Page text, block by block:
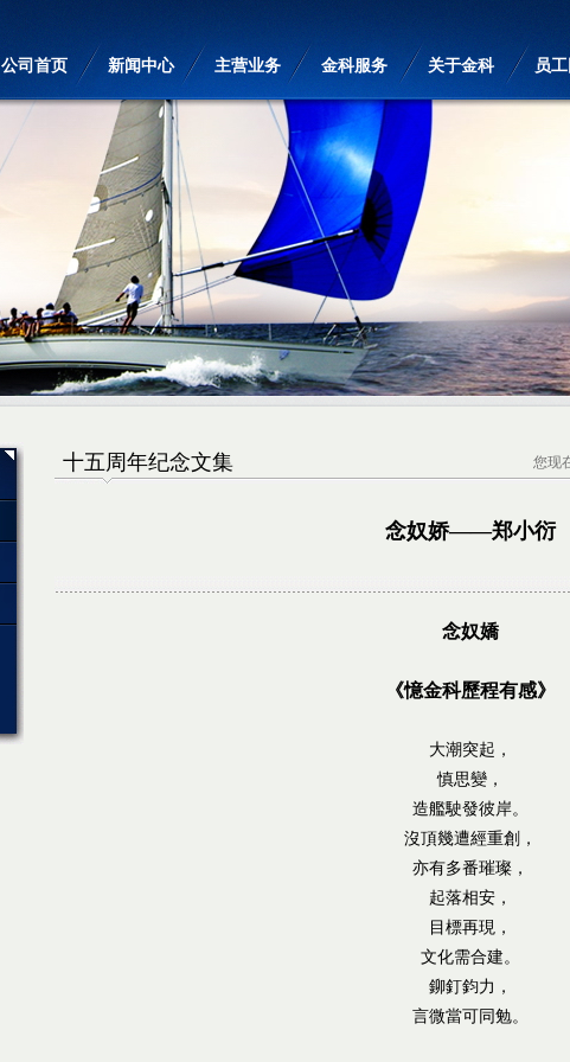
公司首页 新闻中心 主营业务 金科服务 关于金科 员
十五周年纪念文集 您现
念奴娇——郑小衍
念奴嬌
《憶金科歷程有感》
大潮突起，
慎思變，
造艦駛發彼岸。
沒頂幾遭經重創，
亦有多番璀璨，
起落相安，
目標再現，
文化需合建。
鉚釘鈞力，
言微當可同勉。